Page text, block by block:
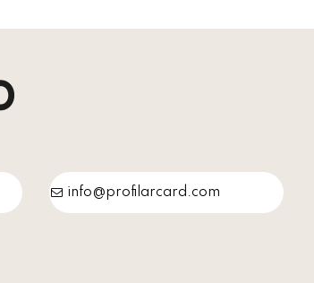
info@profilarcard.com